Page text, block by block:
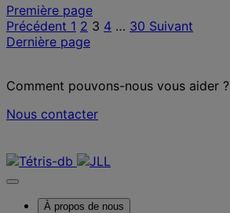
Posts
pagination
Première page
Précédent 1 2 3 4 … 30 Suivant
Dernière page
Comment pouvons-nous vous aider ?
Nous contacter
À propos de nous